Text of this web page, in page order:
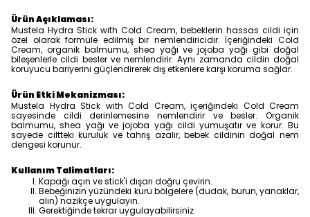
Ürün Açıklaması:
Mustela Hydra Stick with Cold Cream, bebeklerin hassas cildi için
özel olarak formüle edilmiş bir nemlendiricidir. İçeriğindeki Cold
Cream, organik balmumu, shea yağı ve jojoba yağı gibi doğal
bileşenlerle cildi besler ve nemlendirir. Aynı zamanda cildin doğal
koruyucu bariyerini güçlendirerek dış etkenlere karşı koruma sağlar.
Ürün Etki Mekanizması:
Mustela Hydra Stick with Cold Cream, içeriğindeki Cold Cream
sayesinde cildi derinlemesine nemlendirir ve besler. Organik
balmumu, shea yağı ve jojoba yağı cildi yumuşatır ve korur. Bu
sayede ciltteki kuruluk ve tahriş azalır, bebek cildinin doğal nem
dengesi korunur.
Kullanım Talimatları:
Kapağı açın ve stick'i dışarı doğru çevirin.
Bebeğinizin yüzündeki kuru bölgelere (dudak, burun, yanaklar,
alın) nazikçe uygulayın.
Gerektiğinde tekrar uygulayabilirsiniz.